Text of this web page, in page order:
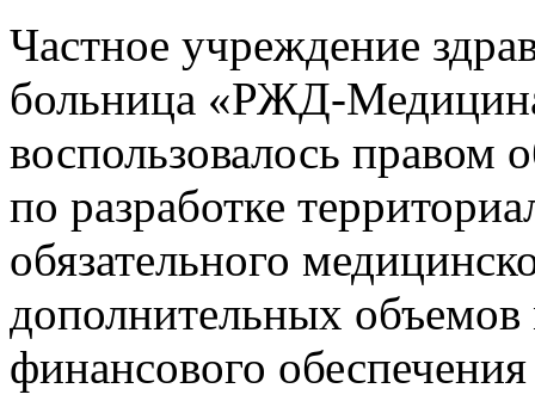
Частное учреждение
больница «РЖД-
воспользовалось правом
по разработке
обязательного
дополнительных
финансового обеспечения